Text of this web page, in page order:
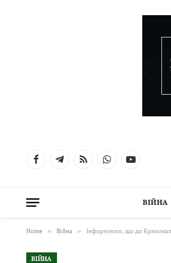
FacebookTelegramRSS WhatsAppYouTube
ВІЙНА
Home » Війна » Інформуємо, що до
ВІЙНА